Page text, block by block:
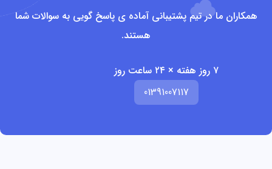
همکاران ما در تیم پشتیبانی آماده ی پاسخ گویی به سوالات شما
هستند.
۷ روز هفته × ۲۴ ساعت روز
01391007117